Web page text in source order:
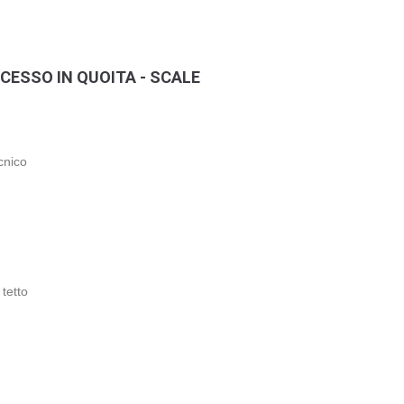
IN QUOITA - SCALE